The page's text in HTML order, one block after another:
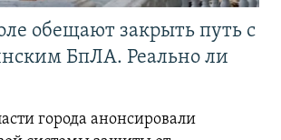
обещают закрыть путь с
БпЛА. Реально ли
города анонсировали